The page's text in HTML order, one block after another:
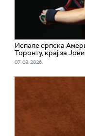
Испале српска
Торонту, крај за
07. 08. 2026.